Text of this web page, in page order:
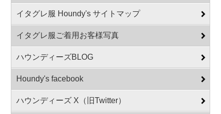
イタグレ服 Houndy's サイトマップ
イタグレ服ご着用お客様写真
ハウンディーズBLOG
Houndy's facebook
ハウンディーズ X（旧Twitter）